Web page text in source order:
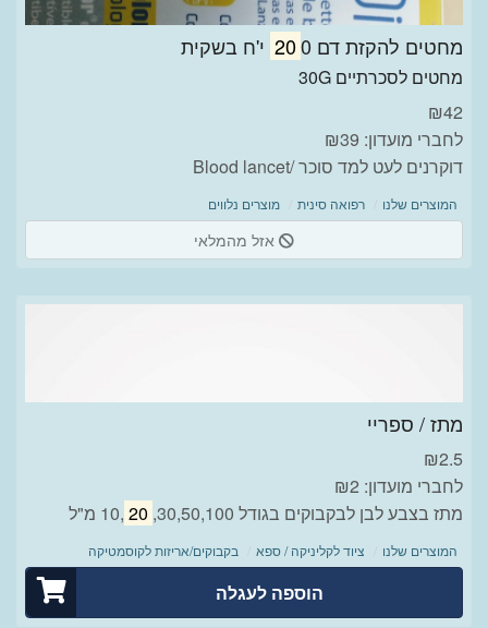
מחטים להקזת דם 200 י'ח בשקית
מחטים לסכרתיים 30G
₪42
לחברי מועדון: ₪39
דוקרנים לעט למד סוכר /Blood lancet
המוצרים שלנו רפואה סינית מוצרים נלווים
אזל מהמלאי
מתז / ספריי
₪2.5
לחברי מועדון: ₪2
מתז בצבע לבן לבקבוקים בגודל 10,
20 ,30,50,100 מ"ל
המוצרים שלנו ציוד לקליניקה / ספא בקבוקים/אריזות לקוסמטיקה
הוספה לעגלה